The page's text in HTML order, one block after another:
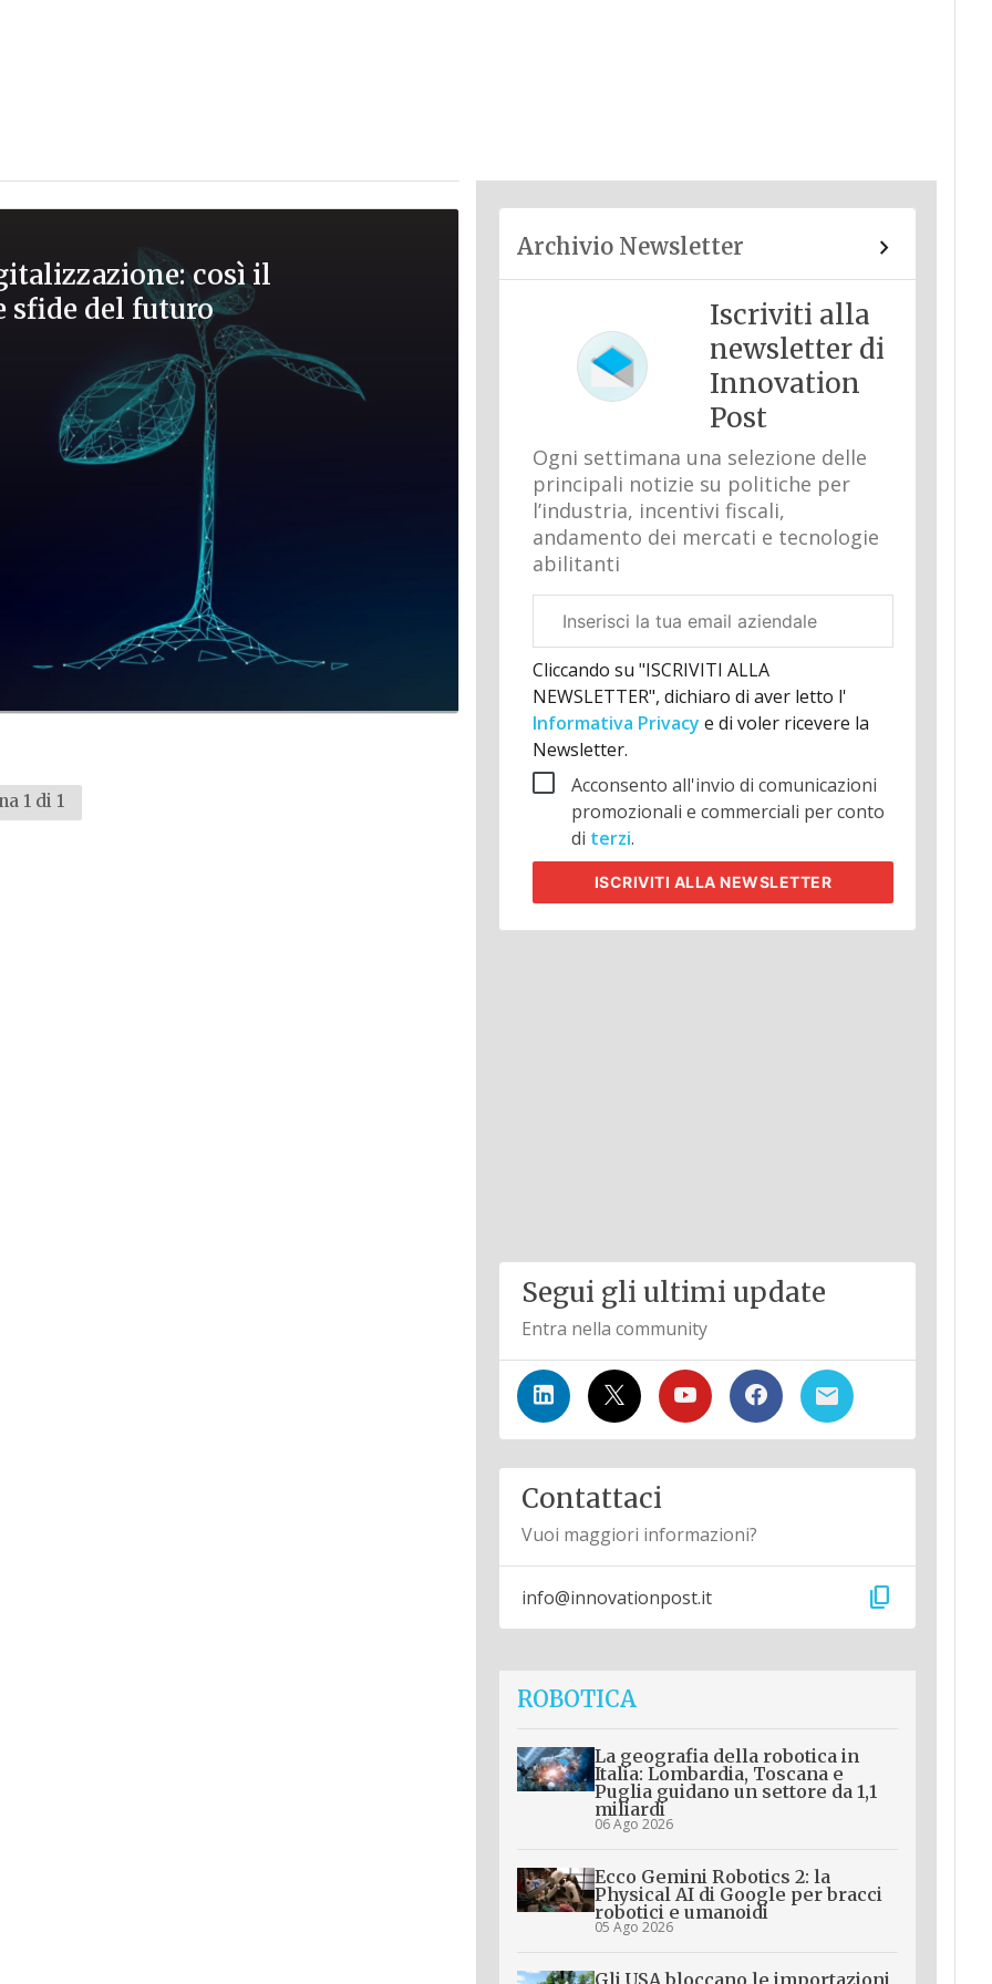
così il
sfide del futuro
1 di 1
Archivio Newsletter
Iscriviti alla
newsletter di
Innovation
Post
Ogni settimana una selezione delle
principali notizie su politiche per
l’industria, incentivi fiscali,
andamento dei mercati e tecnologie
abilitanti
aziendale
Cliccando su "ISCRIVITI ALLA
NEWSLETTER", dichiaro di aver letto l'
Informativa Privacy e di voler ricevere la
Newsletter.
Acconsento all'invio di comunicazioni
promozionali e commerciali per conto
di terzi.
ISCRIVITI ALLA NEWSLETTER
Segui gli ultimi update
Entra nella community
Contattaci
Vuoi maggiori informazioni?
info@innovationpost.it content_copy
ROBOTICA
La geografia della robotica in
Italia: Lombardia, Toscana e
Puglia guidano un settore da 1,1
miliardi
06 Ago 2026
Ecco Gemini Robotics 2: la
Physical AI di Google per bracci
robotici e umanoidi
05 Ago 2026